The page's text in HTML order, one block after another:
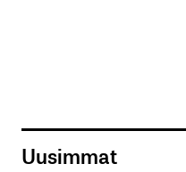
Uusimmat